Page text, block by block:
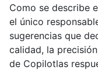
Como se describe
el único
sugerencias que
calidad, la
de Copilotlas